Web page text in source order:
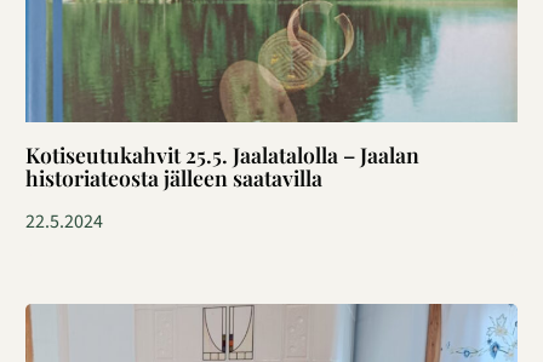
Kotiseutukahvit 25.5. Jaalatalolla – Jaalan
historiateosta jälleen saatavilla
22.5.2024